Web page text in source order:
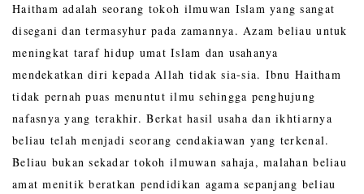
Haitham adalah seorang tokoh ilmuwan Islam yang sangat
disegani dan termasyhur pada zamannya. Azam beliau untuk
meningkat taraf hidup umat Islam dan usahanya
mendekatkan diri kepada Allah tidak sia-sia. Ibnu Haitham
tidak pernah puas menuntut ilmu sehingga penghujung
nafasnya yang terakhir. Berkat hasil usaha dan ikhtiarnya
beliau telah menjadi seorang cendakiawan yang terkenal.
Beliau bukan sekadar tokoh ilmuwan sahaja, malahan beliau
amat menitik beratkan pendidikan agama sepanjang beliau